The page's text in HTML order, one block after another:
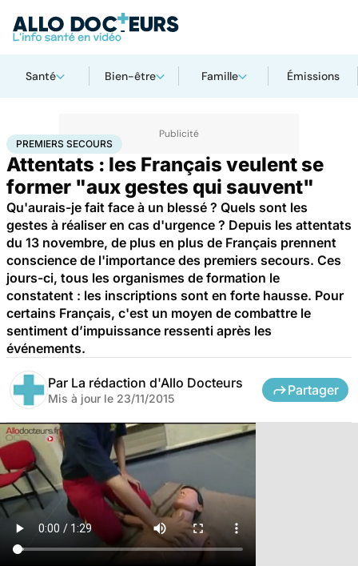
Santé Bien-être Famille Émissions
AccueilSantéPremiers secours
PREMIERS SECOURS
Attentats : les Français veulent se
former "aux gestes qui sauvent"
Qu'aurais-je fait face à un blessé ? Quels sont les
gestes à réaliser en cas d'urgence ? Depuis les attentats
du 13 novembre, de plus en plus de Français prennent
conscience de l'importance des premiers secours. Ces
jours-ci, tous les organismes de formation le
constatent : les inscriptions sont en forte hausse. Pour
certains Français, c'est un moyen de combattre le
sentiment d’impuissance ressenti après les
événements.
Par La rédaction d'Allo Docteurs
Mis à jour le 23/11/2015
Partager